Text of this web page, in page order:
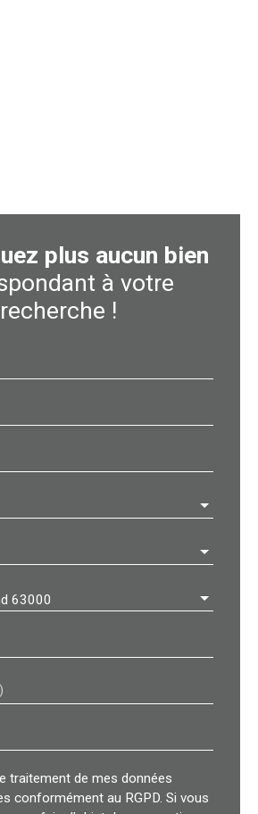
plus aucun bien
à votre
recherche !
63000
traitement de mes données
conformément au RGPD. Si vous